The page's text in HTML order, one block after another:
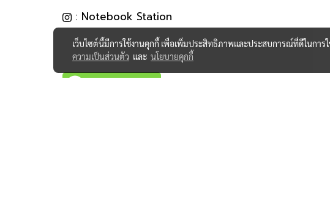
: Notebook Station
เว็บไซต์นี้มีการใช้งานคุกกี้ เพื่อเพิ่มประสิทธิภาพและประสบการณ์ที่ดีในการ
ความเป็นส่วนตัว และ นโยบายคุกกี้